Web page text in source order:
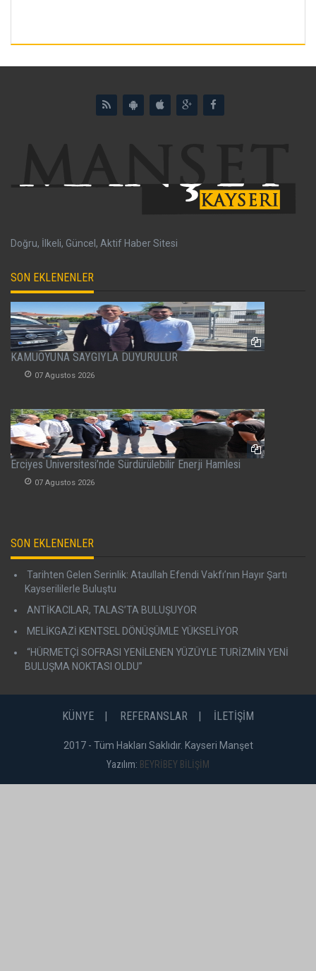
Doğru, İlkeli, Güncel, Aktif Haber Sitesi
SON EKLENENLER
KAMUOYUNA SAYGIYLA DUYURULUR
07 Agustos 2026
Erciyes Üniversitesi’nde Sürdürülebilir Enerji Hamlesi
07 Agustos 2026
SON EKLENENLER
Tarihten Gelen Serinlik: Ataullah Efendi Vakfı’nın Hayır Şartı
Kayserililerle Buluştu
ANTİKACILAR, TALAS’TA BULUŞUYOR
MELİKGAZİ KENTSEL DÖNÜŞÜMLE YÜKSELİYOR
“HÜRMETÇİ SOFRASI YENİLENEN YÜZÜYLE TURİZMİN YENİ
BULUŞMA NOKTASI OLDU”
KÜNYE REFERANSLAR İLETİŞİM
2017 - Tüm Hakları Saklıdır. Kayseri Manşet
Yazılım: BEYRİBEY BİLİŞİM